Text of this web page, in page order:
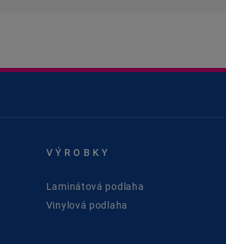
VÝROBKY
Laminátová podlaha
Vinylová podlaha